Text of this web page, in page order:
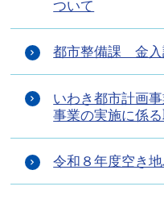
ついて
都市整備課 金入
いわき都市計画
事業の実施に係
令和８年度空き